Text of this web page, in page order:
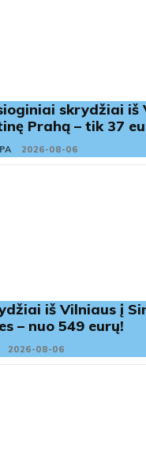
skrydžiai iš
Prahą – tik 37
2026-08-06
iš Vilniaus į
– nuo 549 eurų!
2026-08-06